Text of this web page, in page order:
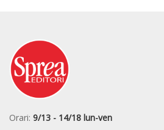
Orari: 9/13 - 14/18 lun-ven